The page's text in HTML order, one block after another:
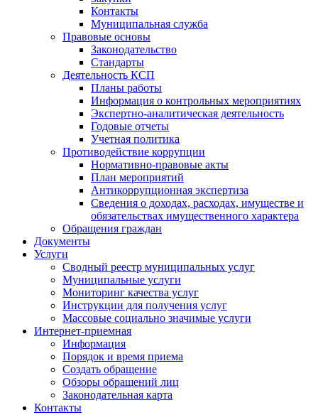
Контакты
Муниципальная служба
Правовые основы
Законодательство
Стандарты
Деятельность КСП
Планы работы
Информация о контрольных мероприятиях
Экспертно-аналитическая деятельность
Годовые отчеты
Учетная политика
Противодействие коррупции
Нормативно-правовые акты
План мероприятий
Антикоррупционная экспертиза
Сведения о доходах, расходах, имуществе и
обязательствах имущественного характера
Обращения граждан
Документы
Услуги
Сводный реестр муниципальных услуг
Муниципальные услуги
Мониторинг качества услуг
Инструкции для получения услуг
Массовые социально значимые услуги
Интернет-приемная
Информация
Порядок и время приема
Создать обращение
Обзоры обращений лиц
Законодательная карта
Контакты